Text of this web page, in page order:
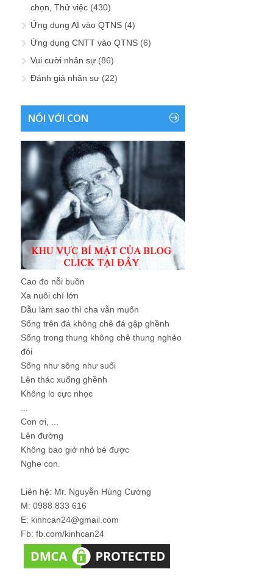
chọn, Thử việc (430)
Ứng dụng AI vào QTNS (4)
Ứng dụng CNTT vào QTNS (6)
Vui cười nhân sự (86)
Đánh giá nhân sự (22)
NÓI VỚI CON
Cao đo nỗi buồn
Xa nuôi chí lớn
Dẫu làm sao thì cha vẫn muốn
Sống trên đá không chê đá gập ghềnh
Sống trong thung không chê thung nghèo
đói
Sống như sông như suối
Lên thác xuống ghềnh
Không lo cực nhọc
Con ơi, ...
Lên đường
Không bao giờ nhỏ bé được
Nghe con.
Liên hệ: Mr. Nguyễn Hùng Cường
M: 0988 833 616
E: kinhcan24@gmail.com
Fb: fb.com/kinhcan24